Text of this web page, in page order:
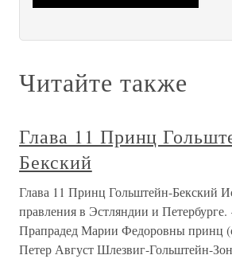
Читайте также
Глава 11 Принц
Бекский
Глава 11 Принц Гольштейн-Бекский
правления в Эстляндии и
Прапрадед Марии Федоровны принц
Петер Август Шлезвиг-Гольштейн-